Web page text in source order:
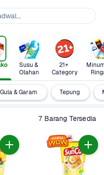
Susu &
Olahan
21+
Category
Gula & Garam Tepung
7 Barang Tersedia